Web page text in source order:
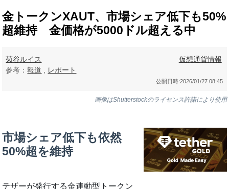
金トークンXAUT、市場シェア低下も50%
超維持 金価格が5000ドル超える中
菊谷ルイス
参考：報道 レポート
仮想通貨情報
公開日時:2026/01/27 08:45
画像はShutterstockのライセンス許諾により使用
市場シェア低下も依然
50%超を維持
テザーが発行する金連動型トークン